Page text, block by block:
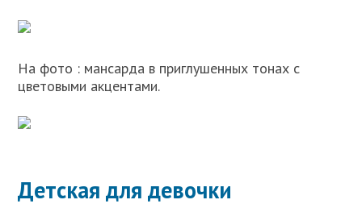
На фото : мансарда в приглушенных тонах с
цветовыми акцентами.
Детская для девочки